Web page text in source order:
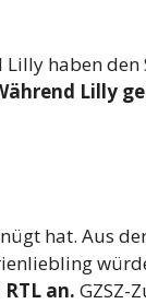
haben den
Lilly
hat. Aus
an. GZSZ-